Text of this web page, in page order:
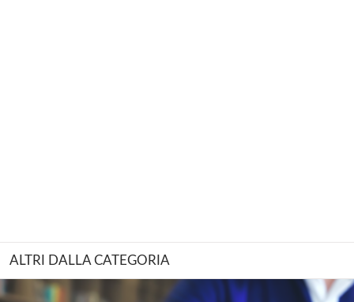
ALTRI DALLA CATEGORIA